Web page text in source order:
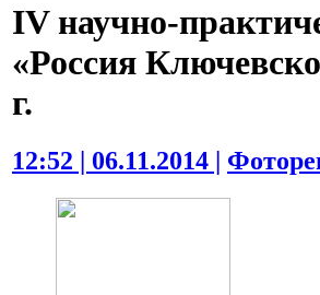
IV научно-
«Россия
г.
12:52 | 06.11.2014 |